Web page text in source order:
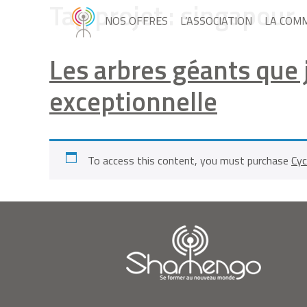
NOS OFFRES L’ASSOCIATION LA
Tag projet : singapour
Les arbres géants
exceptionnelle
To access this content, you must purchase